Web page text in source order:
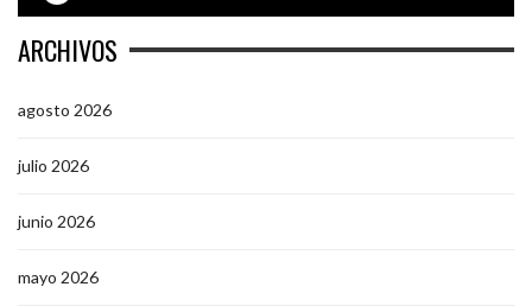
ARCHIVOS
agosto 2026
julio 2026
junio 2026
mayo 2026